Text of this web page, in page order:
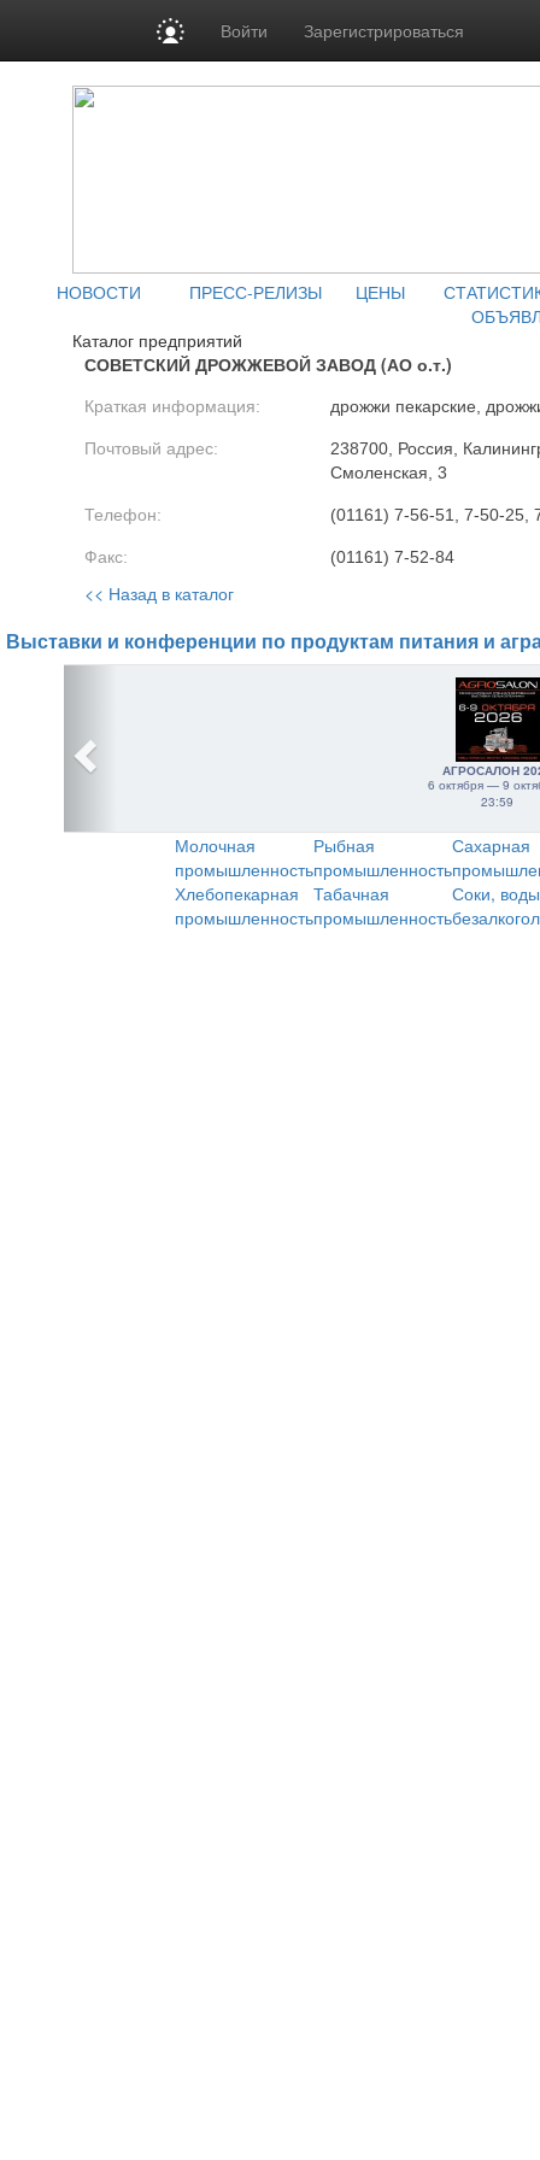
Войти Зарегистрироваться
НОВОСТИ ПРЕСС-РЕЛИЗЫ ЦЕНЫ
Каталог предприятий
СОВЕТСКИЙ ДРОЖЖЕВОЙ ЗАВОД (АО о.т.)
Краткая информация: дрожжи пекарские,
Почтовый адрес:
238700, Россия,
Смоленская, 3
Телефон: (01161) 7-56-51, 7-50-25,
Факс: (01161) 7-52-84
<< Назад в каталог
Выставки и конференции по продуктам питания и
АГРОСАЛОН
6 октября — 9
23:59
Молочная
промышленность
Рыбная
промышленность
Сахарная
Хлебопекарная
промышленность
Табачная
промышленность
Соки,